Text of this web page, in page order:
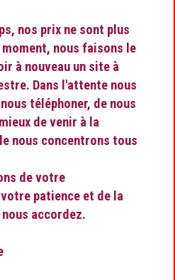
nos prix ne sont plus
nous faisons le
à nouveau un site à
Dans l'attente nous
téléphoner, de nous
de venir à la
nous concentrons tous
de votre
patience et de la
accordez.